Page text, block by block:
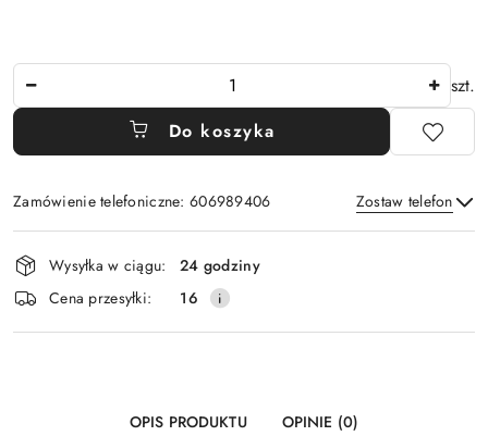
szt.
Do koszyka
Zamówienie telefoniczne: 606989406 Zostaw telefon
Wyślij
Dostępność
i
dostawa
Wysyłka w ciągu:
24 godziny
Cena przesyłki:
16
OPIS PRODUKTU OPINIE (0)